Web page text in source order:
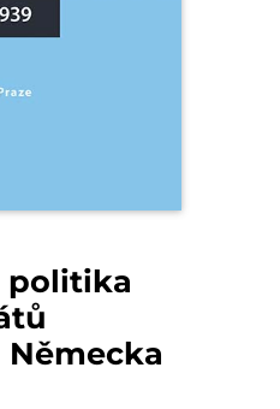
politika